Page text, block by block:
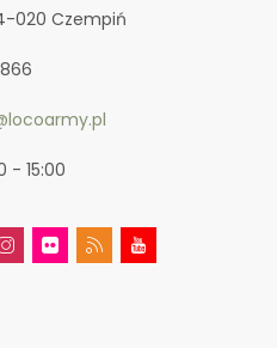
020 Czempiń
- 15:00